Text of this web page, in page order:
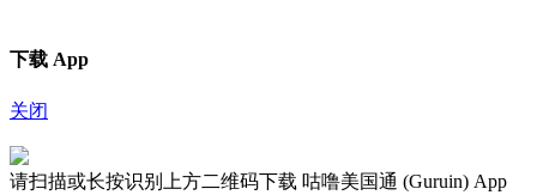
下载 App
关闭
请扫描或长按识别上方二维码下载 咕噜美国通 (Guruin) App